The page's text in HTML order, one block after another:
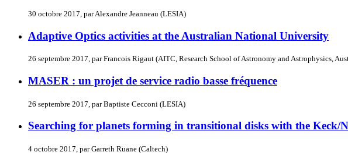
30 octobre 2017, par Alexandre Jeanneau (LESIA)
Adaptive Optics activities at the Australian National University
26 septembre 2017, par Francois Rigaut (AITC, Research School of Astronomy and Astrophysics,
MASER : un projet de service radio basse fréquence
26 septembre 2017, par Baptiste Cecconi (LESIA)
Searching for planets forming in transitional disks with the Keck/
4 octobre 2017, par Garreth Ruane (Caltech)